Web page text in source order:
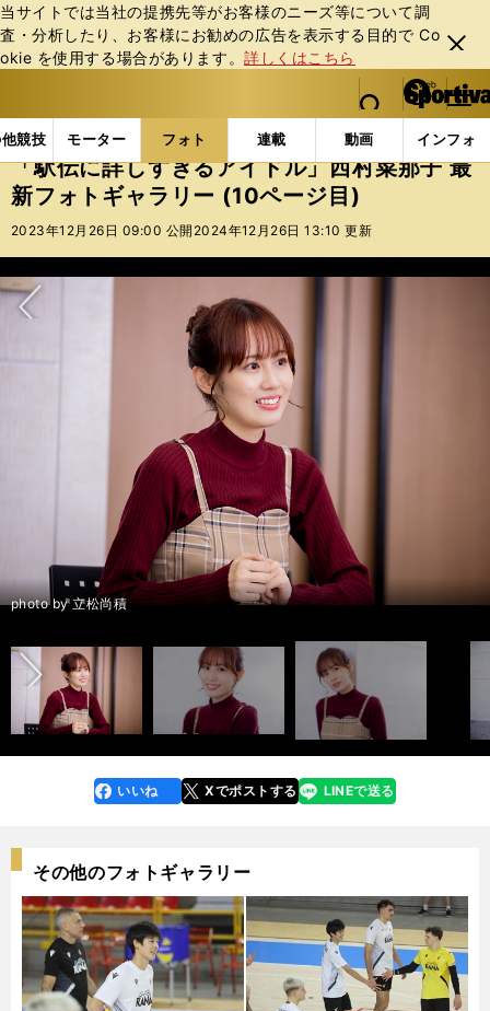
当サイトでは当社の提携先等がお客様のニーズ等について調
査・分析したり、お客様にお勧めの広告を表⽰する⽬的で Co
okie を使⽤する場合があります。詳しくはこちら
閉じ
る
web Sportiva (webスポルティーバ)
検索
マイペ
ー
ジ
メニュ
競技 モーター フォト 連載 動画 インフォ
b
ス
ポ
ル
バ
フォトギャラリー 「駅伝に詳しすぎるアイドル」西
「駅伝に詳しすぎるアイドル」西村菜那子 最
新フォトギャラリー (10ページ目)
2023年12月26日 09:00 公開 2024年12月26日 13:10 更新
photo by 立松尚積
前へ
faceboo
k
いいね Xでポストする
line LINEで送る
その他のフォトギャラリー